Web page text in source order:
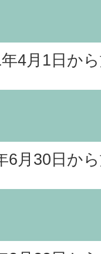
4月1日か
6月30日か